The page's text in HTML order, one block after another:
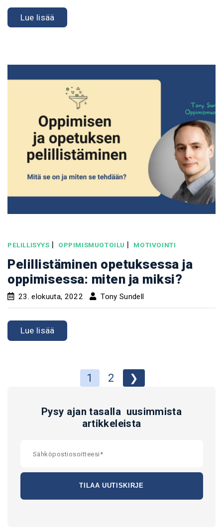
Lue lisää
PELILLISYYS | OPPIMISMUOTOILU | MOTIVOINTI
Pelillistäminen opetuksessa ja
oppimisessa: miten ja miksi?
23. elokuuta, 2022 Tony Sundell
Lue lisää
1 2 ❯
Pysy ajan tasalla uusimmista
artikkeleista